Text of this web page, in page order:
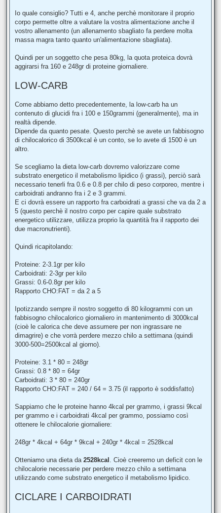
Io quale consiglio? Tutti e 4, anche perchè monitorare il proprio
corpo permette oltre a valutare la vostra alimentazione anche il
vostro allenamento (un allenamento sbagliato fa perdere molta
massa magra tanto quanto un'alimentazione sbagliata).
Quindi per un soggetto che pesa 80kg, la quota proteica dovrà
aggirarsi fra 160 e 248gr di proteine giornaliere.
LOW-CARB
Come abbiamo detto precedentemente, la low-carb ha un
contenuto di glucidi fra i 100 e 150grammi (generalmente), ma in
realtà dipende.
Dipende da quanto pesate. Questo perchè se avete un fabbisogno
di chilocalorico di 3500kcal è un conto, se lo avete di 1500 è un
altro.
Se scegliamo la dieta low-carb dovremo valorizzare come
substrato energetico il metabolismo lipidico (i grassi), perciò sarà
necessario tenerli fra 0.6 e 0.8 per chilo di peso corporeo, mentre i
carboidrati andranno fra i 2 e 3 grammi.
E ci dovrà essere un rapporto fra carboidrati a grassi che va da 2 a
5 (questo perchè il nostro corpo per capire quale substrato
energetico utilizzare, utilizza proprio la quantità fra il rapporto dei
due macronutrienti).
Quindi ricapitolando:
Proteine: 2-3.1gr per kilo
Carboidrati: 2-3gr per kilo
Grassi: 0.6-0.8gr per kilo
Rapporto CHO:FAT = da 2 a 5
Ipotizzando sempre il nostro soggetto di 80 kilogrammi con un
fabbisogno chilocalorico giornaliero in mantenimento di 3000kcal
(cioè le calorica che deve assumere per non ingrassare ne
dimagrire) e che vorrà perdere mezzo chilo a settimana (quindi
3000-500=2500kcal al giorno).
Proteine: 3.1 * 80 = 248gr
Grassi: 0.8 * 80 = 64gr
Carboidrati: 3 * 80 = 240gr
Rapporto CHO:FAT = 240 / 64 = 3.75 (il rapporto è soddisfatto)
Sappiamo che le proteine hanno 4kcal per grammo, i grassi 9kcal
per grammo e i carboidrati 4kcal per grammo, possiamo così
ottenere le chilocalorie giornaliere:
248gr * 4kcal + 64gr * 9kcal + 240gr * 4kcal = 2528kcal
Otteniamo una dieta da 2528kcal . Cioè creeremo un deficit con le
chilocalorie necessarie per perdere mezzo chilo a settimana
utilizzando come substrato energetico il metabolismo lipidico.
CICLARE I CARBOIDRATI